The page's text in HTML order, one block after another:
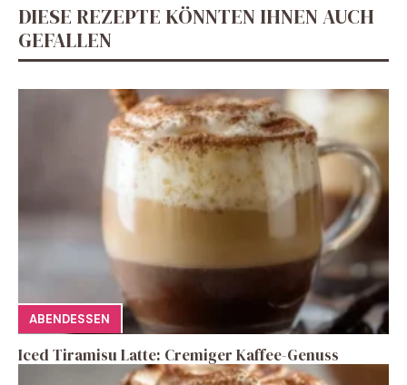
DIESE REZEPTE KÖNNTEN IHNEN AUCH
GEFALLEN
ABENDESSEN
Iced Tiramisu Latte: Cremiger Kaffee-Genuss